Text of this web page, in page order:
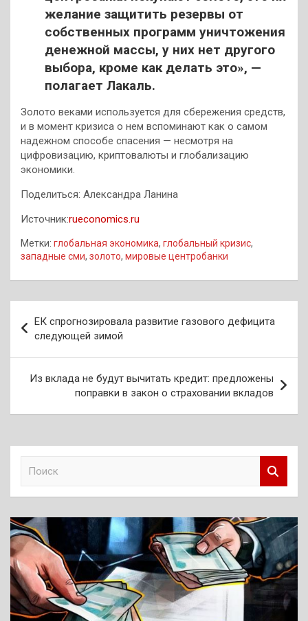
желание защитить резервы от
собственных программ уничтожения
денежной массы, у них нет другого
выбора, кроме как делать это», —
полагает Лакаль.
Золото веками используется для сбережения средств,
и в момент кризиса о нем вспоминают как о самом
надежном способе спасения — несмотря на
цифровизацию, криптовалюты и глобализацию
экономики.
Поделиться: Александра Ланина
Источник:rueconomics.ru
Метки: глобальная экономика, глобальный кризис,
западные сми, золото, мировые центробанки
по
записям
ЕК спрогнозировала развитие газового дефицита
следующей зимой
Из вклада не будут вычитать кредит: предложены
поправки в закон о страховании вкладов
к